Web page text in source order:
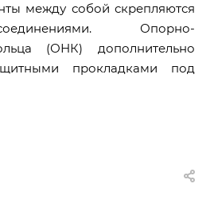
между собой скрепляются
Опорно-
(ОНК) дополнительно
прокладками под